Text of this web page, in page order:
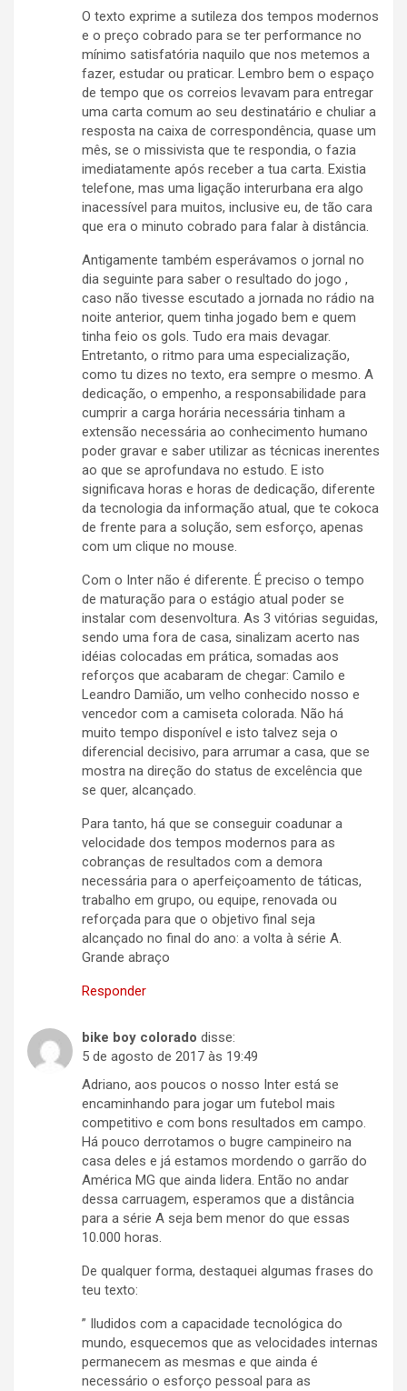
O texto exprime a sutileza dos tempos modernos
e o preço cobrado para se ter performance no
mínimo satisfatória naquilo que nos metemos a
fazer, estudar ou praticar. Lembro bem o espaço
de tempo que os correios levavam para entregar
uma carta comum ao seu destinatário e chuliar a
resposta na caixa de correspondência, quase um
mês, se o missivista que te respondia, o fazia
imediatamente após receber a tua carta. Existia
telefone, mas uma ligação interurbana era algo
inacessível para muitos, inclusive eu, de tão cara
que era o minuto cobrado para falar à distância.
Antigamente também esperávamos o jornal no
dia seguinte para saber o resultado do jogo ,
caso não tivesse escutado a jornada no rádio na
noite anterior, quem tinha jogado bem e quem
tinha feio os gols. Tudo era mais devagar.
Entretanto, o ritmo para uma especialização,
como tu dizes no texto, era sempre o mesmo. A
dedicação, o empenho, a responsabilidade para
cumprir a carga horária necessária tinham a
extensão necessária ao conhecimento humano
poder gravar e saber utilizar as técnicas inerentes
ao que se aprofundava no estudo. E isto
significava horas e horas de dedicação, diferente
da tecnologia da informação atual, que te cokoca
de frente para a solução, sem esforço, apenas
com um clique no mouse.
Com o Inter não é diferente. É preciso o tempo
de maturação para o estágio atual poder se
instalar com desenvoltura. As 3 vitórias seguidas,
sendo uma fora de casa, sinalizam acerto nas
idéias colocadas em prática, somadas aos
reforços que acabaram de chegar: Camilo e
Leandro Damião, um velho conhecido nosso e
vencedor com a camiseta colorada. Não há
muito tempo disponível e isto talvez seja o
diferencial decisivo, para arrumar a casa, que se
mostra na direção do status de excelência que
se quer, alcançado.
Para tanto, há que se conseguir coadunar a
velocidade dos tempos modernos para as
cobranças de resultados com a demora
necessária para o aperfeiçoamento de táticas,
trabalho em grupo, ou equipe, renovada ou
reforçada para que o objetivo final seja
alcançado no final do ano: a volta à série A.
Grande abraço
Responder
bike boy colorado disse:
5 de agosto de 2017 às 19:49
Adriano, aos poucos o nosso Inter está se
encaminhando para jogar um futebol mais
competitivo e com bons resultados em campo.
Há pouco derrotamos o bugre campineiro na
casa deles e já estamos mordendo o garrão do
América MG que ainda lidera. Então no andar
dessa carruagem, esperamos que a distância
para a série A seja bem menor do que essas
10.000 horas.
De qualquer forma, destaquei algumas frases do
teu texto:
” Iludidos com a capacidade tecnológica do
mundo, esquecemos que as velocidades internas
permanecem as mesmas e que ainda é
necessário o esforço pessoal para as